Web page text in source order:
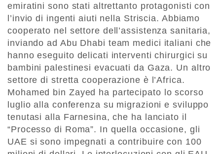
emiratini sono stati altrettanto protagonisti con
l’invio di ingenti aiuti nella Striscia. Abbiamo
cooperato nel settore dell’assistenza sanitaria,
inviando ad Abu Dhabi team medici italiani che
hanno eseguito delicati interventi chirurgici su
bambini palestinesi evacuati da Gaza. Un altro
settore di stretta cooperazione è l’Africa.
Mohamed bin Zayed ha partecipato lo scorso
luglio alla conferenza su migrazioni e sviluppo
tenutasi alla Farnesina, che ha lanciato il
“Processo di Roma”. In quella occasione, gli
UAE si sono impegnati a contribuire con 100